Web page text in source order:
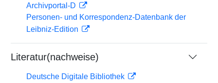
Archivportal-D
Personen- und Korrespondenz-Datenbank der
Leibniz-Edition
Literatur(nachweise)
Deutsche Digitale Bibliothek